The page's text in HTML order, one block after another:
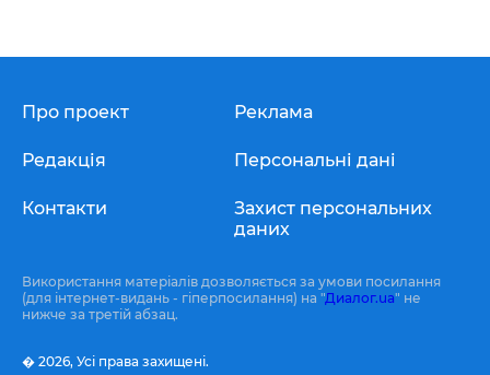
Про проект
Редакція
Контакти
Реклама
Персональні дані
Захист персональних
даних
Використання матеріалів дозволяється за умови посилання
(для інтернет-видань - гіперпосилання) на "Диалог.ua" не
нижче за третій абзац.
� 2026, Усі права захищені.